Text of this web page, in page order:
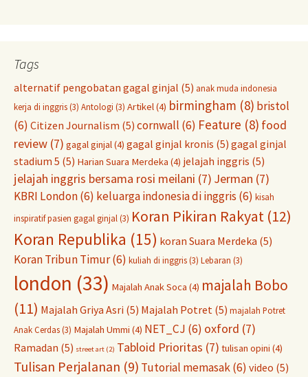
Tags
alternatif pengobatan gagal ginjal (5) anak muda indonesia
kerja di inggris(3) Antologi (3) Artikel(4) birmingham (8) bristol
(6) Citizen Journalism (5) cornwall (6) Feature (8) food
review (7) gagal ginjal(4) gagal ginjal kronis (5) gagal ginjal
stadium 5 (5) Harian Suara Merdeka (4) jelajah inggris (5)
jelajah inggris bersama rosi meilani (7) Jerman (7)
KBRI London(6) keluarga indonesia di inggris(6) kisah
inspiratif pasien gagal ginjal (3) Koran Pikiran Rakyat (12)
Koran Republika (15) koran Suara Merdeka (5)
Koran Tribun Timur(6) kuliah di inggris(3) Lebaran (3)
london (33) Majalah Anak Soca (4) majalah Bobo
(11) Majalah Griya Asri (5) Majalah Potret (5) majalah Potret
Anak Cerdas(3) Majalah Ummi (4) NET_CJ (6) oxford (7)
Ramadan (5) street art (2) Tabloid Prioritas (7) tulisan opini (4)
Tulisan Perjalanan (9) Tutorial memasak(6) video (5)